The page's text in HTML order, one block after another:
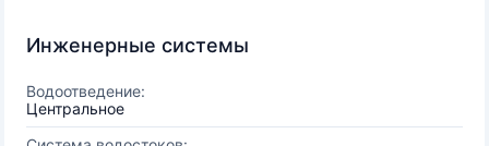
Инженерные системы
Водоотведение:
Центральное